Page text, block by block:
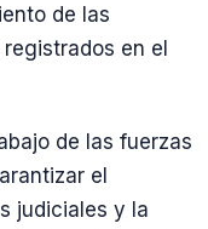
de las
en el
de las fuerzas
el
judiciales y la